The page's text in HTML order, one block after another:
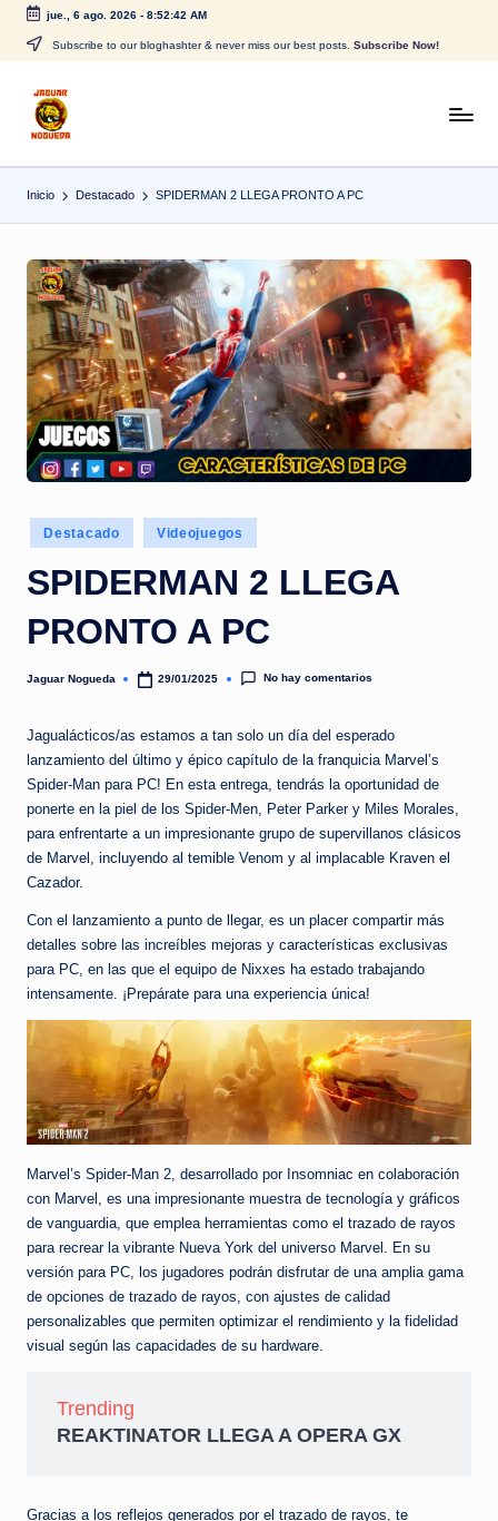
Saltar
contenido
jue., 6 ago. 2026- 8:52:42 AM
Subscribe to our bloghashter & never miss our best posts. Subscribe Now!
J
a
g
a
r
N
o
g
u
a
CONTENIDO
Inicio Destacado SPIDERMAN 2 LLEGA PRONTO A PC
Publicado
en
Destacado Videojuegos
SPIDERMAN 2 LLEGA
PRONTO A PC
Publicado
Jaguar Nogueda 29/01/2025 No hay comentarios
Jagualácticos/as estamos a tan solo un día del esperado
lanzamiento del último y épico capítulo de la franquicia Marvel’s
Spider-Man para PC! En esta entrega, tendrás la oportunidad de
ponerte en la piel de los Spider-Men, Peter Parker y Miles Morales,
para enfrentarte a un impresionante grupo de supervillanos clásicos
de Marvel, incluyendo al temible Venom y al implacable Kraven el
Cazador.
Con el lanzamiento a punto de llegar, es un placer compartir más
detalles sobre las increíbles mejoras y características exclusivas
para PC, en las que el equipo de Nixxes ha estado trabajando
intensamente. ¡Prepárate para una experiencia única!
Marvel’s Spider-Man 2, desarrollado por Insomniac en colaboración
con Marvel, es una impresionante muestra de tecnología y gráficos
de vanguardia, que emplea herramientas como el trazado de rayos
para recrear la vibrante Nueva York del universo Marvel. En su
versión para PC, los jugadores podrán disfrutar de una amplia gama
de opciones de trazado de rayos, con ajustes de calidad
personalizables que permiten optimizar el rendimiento y la fidelidad
visual según las capacidades de su hardware.
Trending
REAKTINATOR LLEGA A OPERA GX
Gracias a los reflejos generados por el trazado de rayos, te